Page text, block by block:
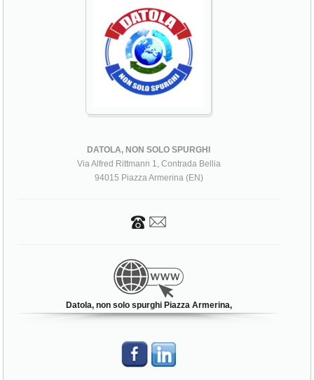
DATOLA, NON SOLO SPURGHI
Via Alfred Rittmann 1, Contrada Bellia
94015 Piazza Armerina (EN)
Datola, non solo spurghi Piazza Armerina,